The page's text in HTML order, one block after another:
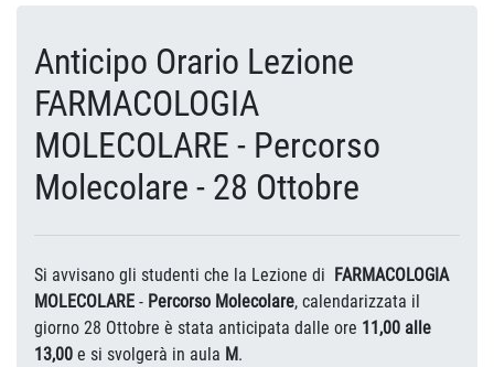
Anticipo Orario Lezione
FARMACOLOGIA
MOLECOLARE - Percorso
Molecolare - 28 Ottobre
Si avvisano gli studenti che la Lezione di FARMACOLOGIA
MOLECOLARE - Percorso Molecolare, calendarizzata il
giorno 28 Ottobre è stata anticipata dalle ore 11,00 alle
13,00 e si svolgerà in aula M.